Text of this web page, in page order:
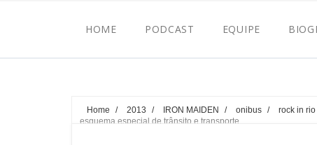
HOME PODCAST EQUIPE
Home / 2013 / IRON MAIDEN / onibus / rock in rio
esquema especial de trânsito e transporte